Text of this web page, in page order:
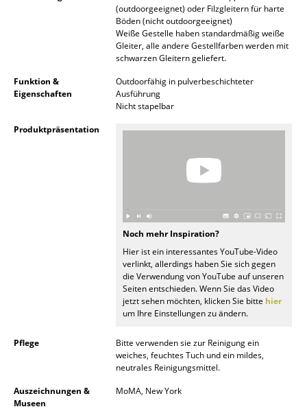
... alle Accessoires
Räume
Balkon & Garten
(outdoorgeeignet) oder Filzgleitern für harte
Böden (nicht outdoorgeeignet)
Weiße Gestelle haben standardmäßig weiße
Gleiter, alle andere Gestellfarben werden mit
schwarzen Gleitern geliefert.
Funktion &
Eigenschaften
Outdoorfähig in pulverbeschichteter
Ausführung
Nicht stapelbar
Produktpräsentation
Noch mehr Inspiration?
Hier ist ein interessantes YouTube-Video
verlinkt, allerdings haben Sie sich gegen
die Verwendung von YouTube auf unseren
Seiten entschieden. Wenn Sie das Video
jetzt sehen möchten, klicken Sie bitte hier
um Ihre Einstellungen zu ändern.
Pflege
Bitte verwenden sie zur Reinigung ein
weiches, feuchtes Tuch und ein mildes,
neutrales Reinigungsmittel.
Auszeichnungen &
Museen
MoMA, New York